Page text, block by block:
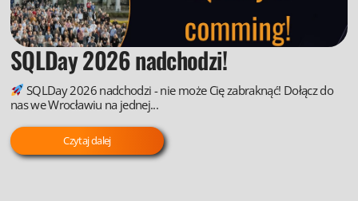
SQLDay 2026 nadchodzi!
SQLDay 2026 nadchodzi - nie może Cię zabraknąć! Dołącz do
nas we Wrocławiu na jednej...
Czytaj dalej